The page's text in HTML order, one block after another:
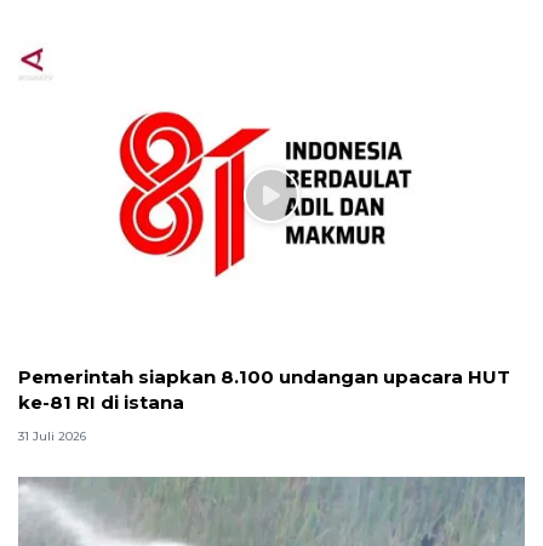
Pemerintah siapkan 8.100 undangan upacara HUT
ke-81 RI di istana
31 Juli 2026